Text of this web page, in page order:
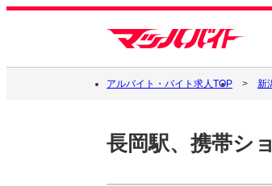
アルバイト・バイト求人TOP 新
長岡駅、携帯シ